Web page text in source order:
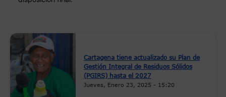
Cartagena tiene actualizado su Plan de
Gestión Integral de Residuos Sólidos
(PGIRS) hasta el 2027
Jueves, Enero 23, 2025 - 15:20